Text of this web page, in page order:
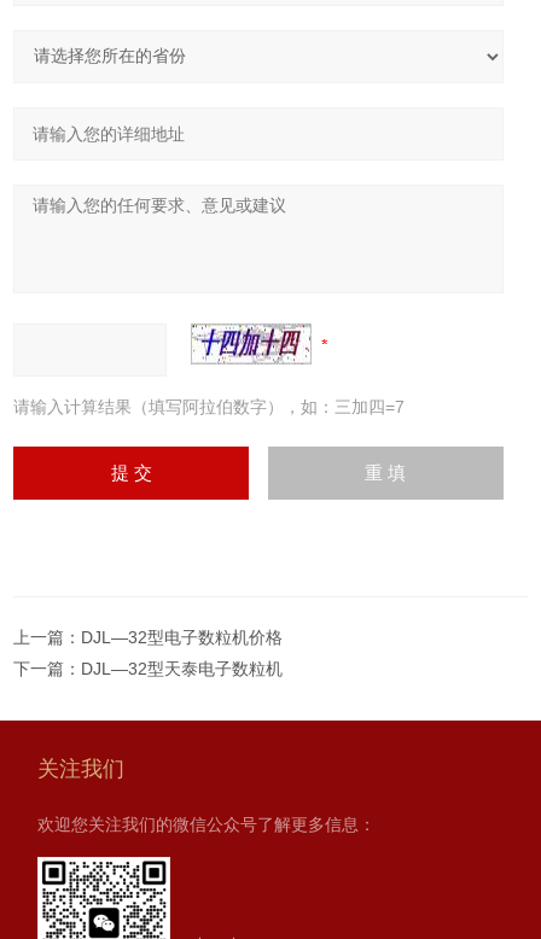
请输入计算结果（填写阿拉伯数字），如：三加四=7
上一篇： DJL—32型电子数粒机价格
下一篇： DJL—32型天泰电子数粒机
关注我们
欢迎您关注我们的微信公众号了解更多信息：